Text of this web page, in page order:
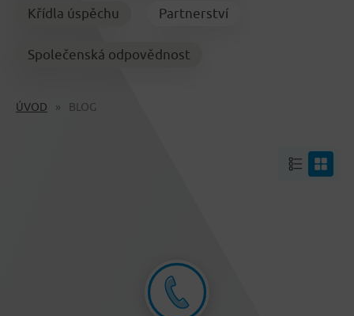
Křídla úspěchu Partnerství
Společenská odpovědnost
ÚVOD BLOG